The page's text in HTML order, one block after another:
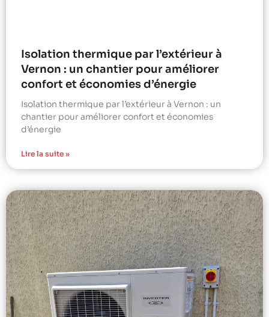
Isolation thermique par l’extérieur à
Vernon : un chantier pour améliorer
confort et économies d’énergie
Isolation thermique par l’extérieur à Vernon : un
chantier pour améliorer confort et économies
d’énergie
Lire la suite »